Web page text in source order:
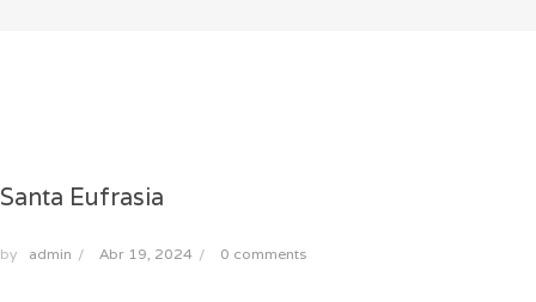
Santa Eufrasia
by admin / Abr 19, 2024 / 0 comments